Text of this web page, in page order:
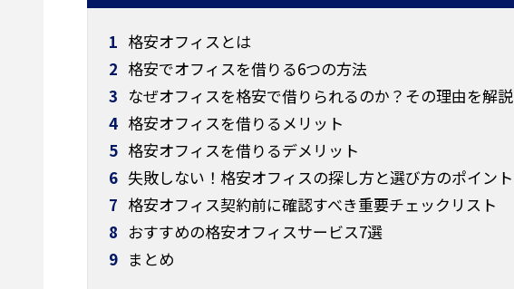
1 格安オフィスとは
2 格安でオフィスを借りる6つの方法
3 なぜオフィスを格安で借りられるのか？その理由を解説
4 格安オフィスを借りるメリット
5 格安オフィスを借りるデメリット
6 失敗しない！格安オフィスの探し方と選び方のポイント
7 格安オフィス契約前に確認すべき重要チェックリスト
8 おすすめの格安オフィスサービス7選
9 まとめ